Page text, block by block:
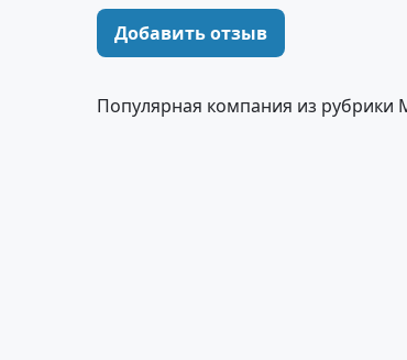
Добавить отзыв
Популярная компания из рубрики